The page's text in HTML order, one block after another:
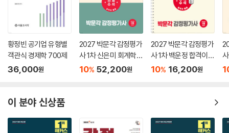
황정빈 공기업 유형별
객관식 경제학 700제
36,000원
2027 박문각 감정평가
사 1차 신은미 회계학
기본서
10% 52,200원
2027 박문각 감정평가
사 1차 백운정 합격이
보이는 민법 조문&기
10% 16,200원
이 분야 신상품